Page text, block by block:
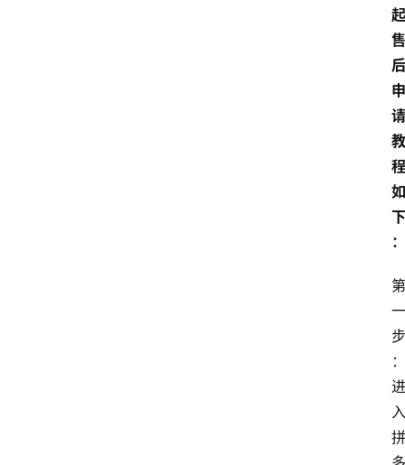
起
售
后
申
请
教
程
如
下
：
第
一
步
：
进
入
拼